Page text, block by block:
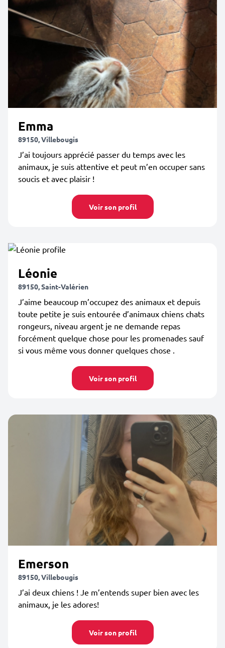
Emma
89150, Villebougis
J’ai toujours apprécié passer du temps avec les
animaux, je suis attentive et peut m’en occuper sans
soucis et avec plaisir !
Voir son profil
Léonie
89150, Saint-Valérien
J’aime beaucoup m’occupez des animaux et depuis
toute petite je suis entourée d’animaux chiens chats
rongeurs, niveau argent je ne demande repas
forcément quelque chose pour les promenades sauf
si vous même vous donner quelques chose .
Voir son profil
Emerson
89150, Villebougis
J’ai deux chiens ! Je m’entends super bien avec les
animaux, je les adores!
Voir son profil